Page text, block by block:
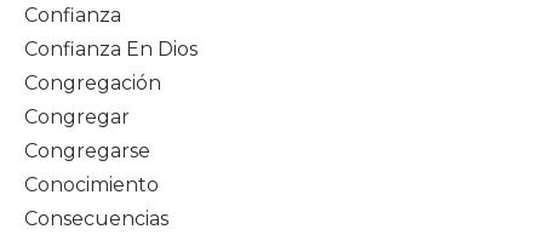
Confianza
Confianza En Dios
Congregación
Congregar
Congregarse
Conocimiento
Consecuencias